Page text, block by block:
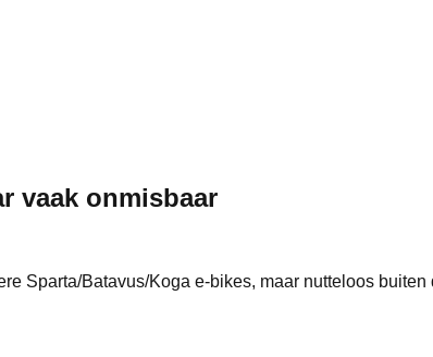
vaak onmisbaar
Sparta/Batavus/Koga e-bikes, maar nutteloos